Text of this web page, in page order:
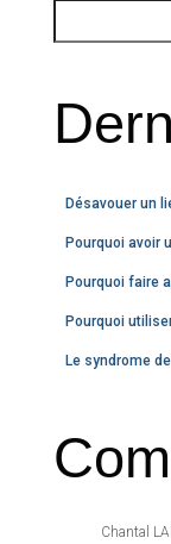
Désavouer un
Pourquoi avoir
Pourquoi faire
Pourquoi
Le syndrome
Chantal